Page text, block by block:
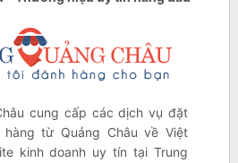
cung cấp các dịch vụ đặt
hàng từ Quảng Châu về Việt
kinh doanh uy tín tại Trung